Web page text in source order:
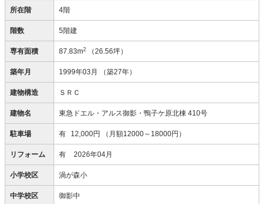
所在階 4階
階数 5階建
専有面積 87.83m2 （26.56坪）
築年月 1999年03月 （築27年）
建物構造 ＳＲＣ
建物名 東急ドエル・アルス御影・鴨子ケ原北棟 410号
駐車場 有 12,000円 （月額12000～18000円）
リフォーム 有 2026年04月
小学校区 渦が森小
中学校区 御影中